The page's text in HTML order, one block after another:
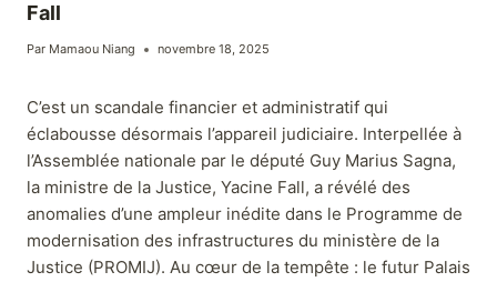
Fall
Par Mamaou Niang novembre 18, 2025
C’est un scandale financier et administratif qui
éclabousse désormais l’appareil judiciaire. Interpellée à
l’Assemblée nationale par le député Guy Marius Sagna,
la ministre de la Justice, Yacine Fall, a révélé des
anomalies d’une ampleur inédite dans le Programme de
modernisation des infrastructures du ministère de la
Justice (PROMIJ). Au cœur de la tempête : le futur Palais